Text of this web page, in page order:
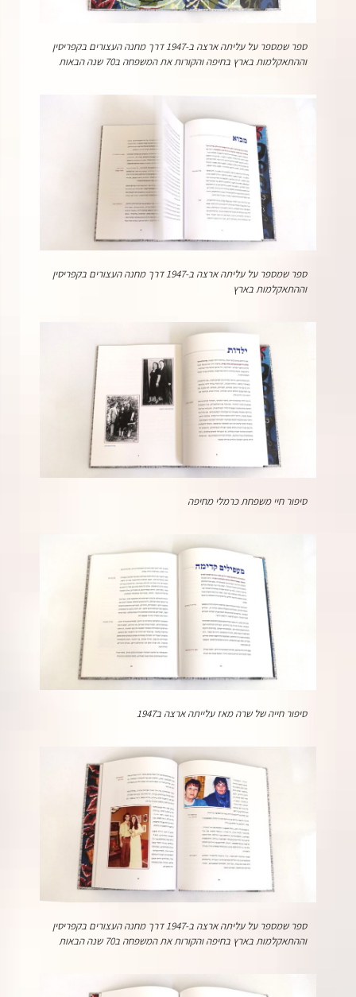
ספר שמספר על עליתה ארצה ב-1947 דרך מחנה העצורים בקפריסין
וההתאקלמות בארץ בחיפה והקורות את המשפחה ב70 שנה הבאות
ספר שמספר על עליתה ארצה ב-1947 דרך מחנה העצורים בקפריסין
וההתאקלמות בארץ
סיפור חיי משפחת כרמלי מחיפה
סיפור חייה של שרה מאז עלייתה ארצה ב1947
ספר שמספר על עליתה ארצה ב-1947 דרך מחנה העצורים בקפריסין
וההתאקלמות בארץ בחיפה והקורות את המשפחה ב70 שנה הבאות